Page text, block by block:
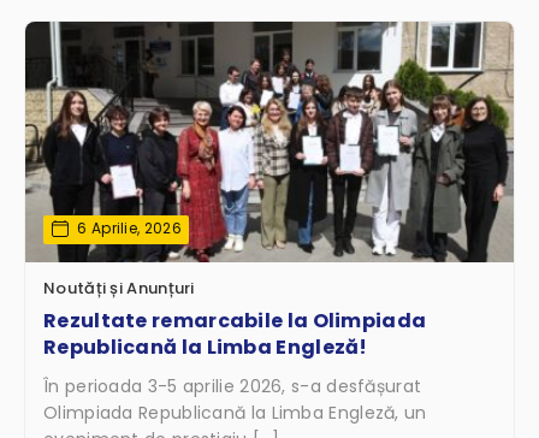
6 Aprilie, 2026
Noutăți și Anunțuri
Rezultate remarcabile la Olimpiada
Republicană la Limba Engleză!
În perioada 3-5 aprilie 2026, s-a desfășurat
Olimpiada Republicană la Limba Engleză, un